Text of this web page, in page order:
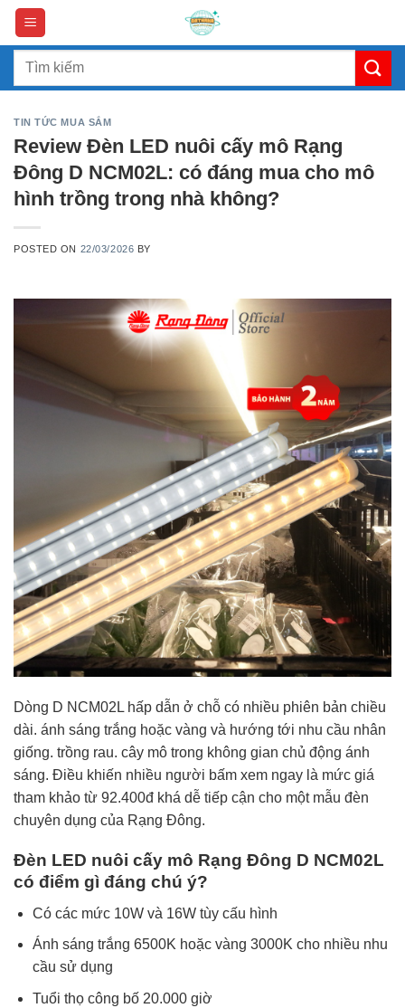
Skip
content
Search
TIN TỨC MUA SẮM
Review Đèn LED nuôi cấy mô Rạng
Đông D NCM02L: có đáng mua cho mô
hình trồng trong nhà không?
POSTED ON 22/03/2026 BY
Dòng D NCM02L hấp dẫn ở chỗ có nhiều phiên bản chiều
dài. ánh sáng trắng hoặc vàng và hướng tới nhu cầu nhân
giống. trồng rau. cây mô trong không gian chủ động ánh
sáng. Điều khiến nhiều người bấm xem ngay là mức giá
tham khảo từ 92.400đ khá dễ tiếp cận cho một mẫu đèn
chuyên dụng của Rạng Đông.
Đèn LED nuôi cấy mô Rạng Đông D NCM02L
có điểm gì đáng chú ý?
Có các mức 10W và 16W tùy cấu hình
Ánh sáng trắng 6500K hoặc vàng 3000K cho nhiều nhu
cầu sử dụng
Tuổi thọ công bố 20.000 giờ